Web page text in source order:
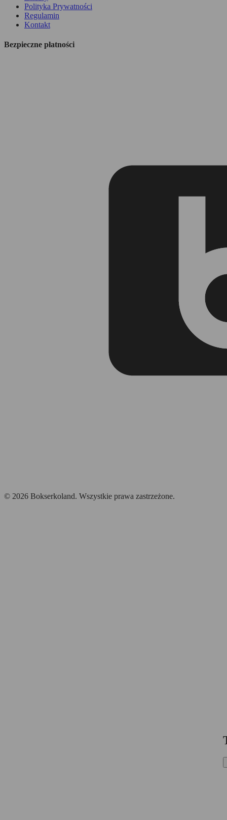
Polityka Prywatności
Regulamin
Kontakt
Bezpieczne płatności
© 2026 Bokserkoland. Wszystkie prawa zastrzeżone.